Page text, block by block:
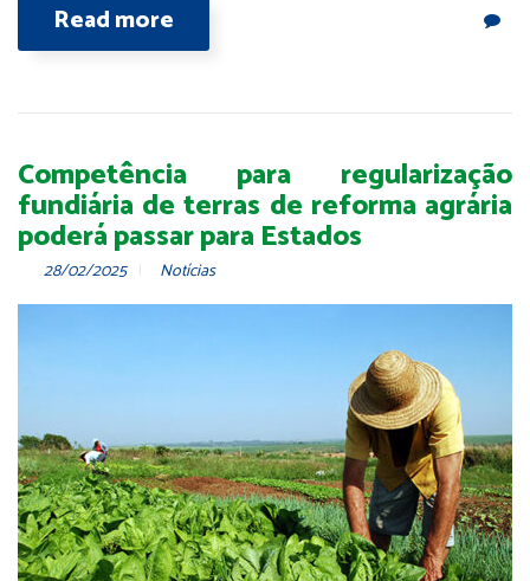
Read more
Competência para regularização
fundiária de terras de reforma agrária
poderá passar para Estados
28/02/2025 Notícias